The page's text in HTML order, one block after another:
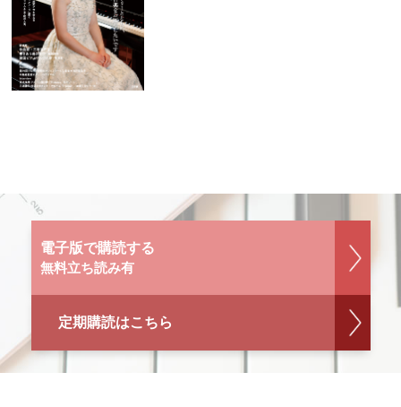
電子版で購読する
無料立ち読み有
定期購読はこちら